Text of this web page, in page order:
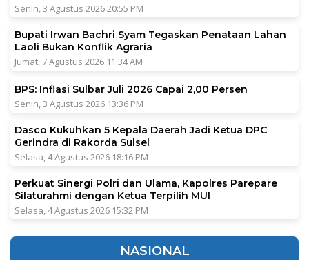
Senin, 3 Agustus 2026 20:55 PM
Bupati Irwan Bachri Syam Tegaskan Penataan Lahan
Laoli Bukan Konflik Agraria
Jumat, 7 Agustus 2026 11:34 AM
BPS: Inflasi Sulbar Juli 2026 Capai 2,00 Persen
Senin, 3 Agustus 2026 13:36 PM
Dasco Kukuhkan 5 Kepala Daerah Jadi Ketua DPC
Gerindra di Rakorda Sulsel
Selasa, 4 Agustus 2026 18:16 PM
Perkuat Sinergi Polri dan Ulama, Kapolres Parepare
Silaturahmi dengan Ketua Terpilih MUI
Selasa, 4 Agustus 2026 15:32 PM
NASIONAL